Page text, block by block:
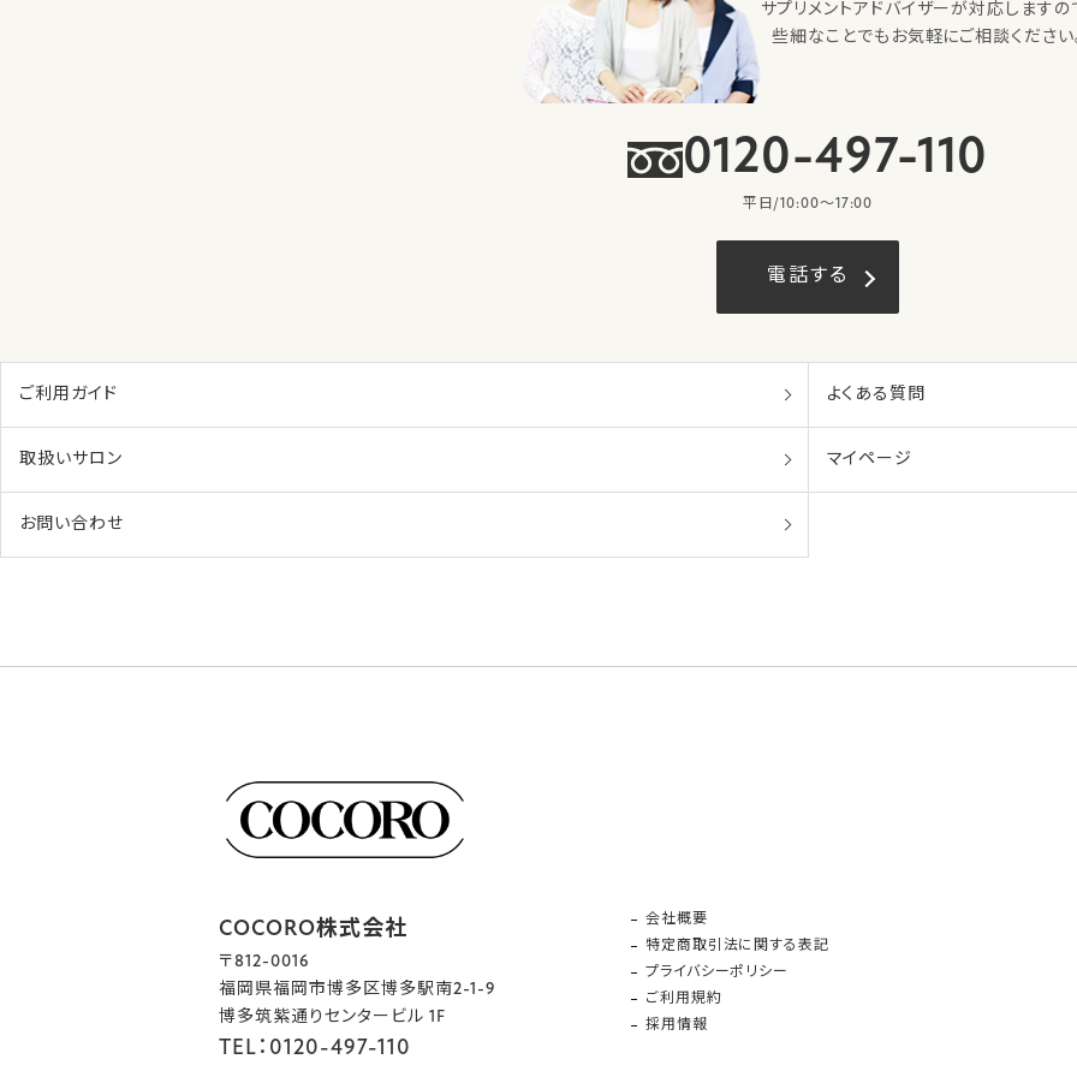
サプリメントアドバイザーが対応しますの
些細なことでもお気軽にご相談ください
0120-497-110
平日/10:00〜17:00
電話する
ご利用ガイド よくある質問
取扱いサロン マイページ
お問い合わせ
COCORO株式会社
〒812-0016
福岡県福岡市博多区博多駅南2-1-9
博多筑紫通りセンタービル 1F
TEL：0120-497-110
会社概要
特定商取引法に関する表記
プライバシーポリシー
ご利用規約
採用情報